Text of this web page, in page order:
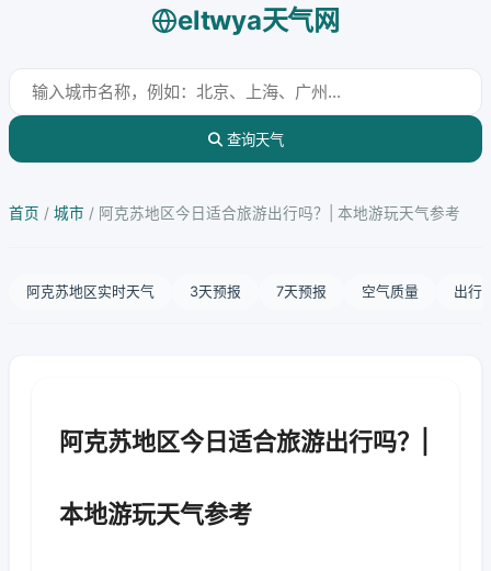
eltwya天气网
查询天气
首页 / 城市 / 阿克苏地区今日适合旅游出行吗？| 本地游玩天气参考
阿克苏地区实时天气 3天预报 7天预报 空气质量 出行
阿克苏地区今日适合旅游出行吗？|
本地游玩天气参考